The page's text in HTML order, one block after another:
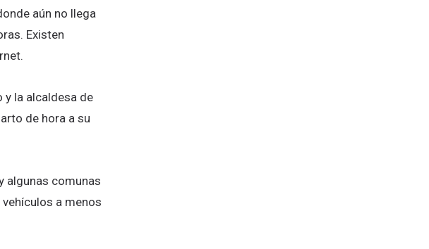
aún no llega
Existen
y la alcaldesa de
de hora a su
algunas comunas
a menos